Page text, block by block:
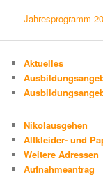
Jahresprogramm
Aktuelles
Nikolausgehen
Altkleider- und
Weitere Adressen
Aufnahmeantrag